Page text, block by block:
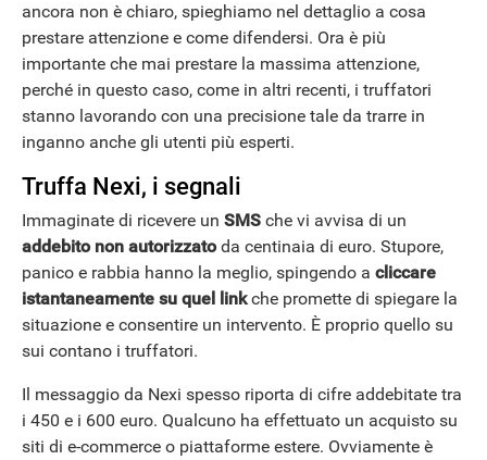
ancora non è chiaro, spieghiamo nel dettaglio a cosa
prestare attenzione e come difendersi. Ora è più
importante che mai prestare la massima attenzione,
perché in questo caso, come in altri recenti, i truffatori
stanno lavorando con una precisione tale da trarre in
inganno anche gli utenti più esperti.
Truffa Nexi, i segnali
Immaginate di ricevere un SMS che vi avvisa di un
addebito non autorizzatoda centinaia di euro. Stupore,
panico e rabbia hanno la meglio, spingendo a cliccare
istantaneamente su quel linkche promette di spiegare la
situazione e consentire un intervento. È proprio quello su
sui contano i truffatori.
Il messaggio da Nexi spesso riporta di cifre addebitate tra
i 450 e i 600 euro. Qualcuno ha effettuato un acquisto su
siti di e-commerce o piattaforme estere. Ovviamente è